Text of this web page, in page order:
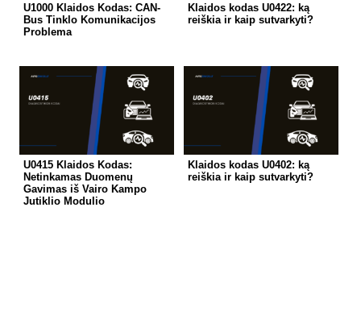
U1000 Klaidos Kodas: CAN-
Bus Tinklo Komunikacijos
Problema
Klaidos kodas U0422: ką
reiškia ir kaip sutvarkyti?
U0415 Klaidos Kodas:
Netinkamas Duomenų
Gavimas iš Vairo Kampo
Jutiklio Modulio
Klaidos kodas U0402: ką
reiškia ir kaip sutvarkyti?